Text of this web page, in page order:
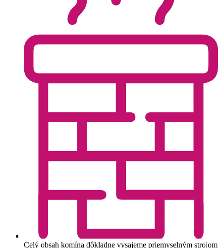
Celý obsah komína dôkladne vysajeme priemyselným strojom